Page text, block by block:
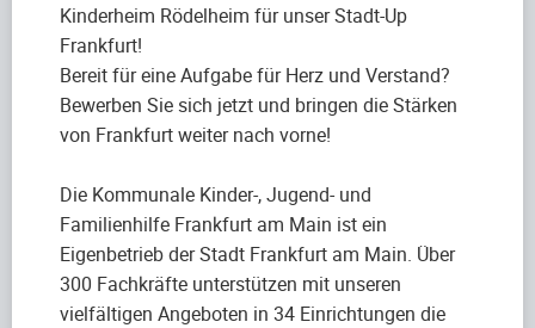
Kinderheim Rödelheim für unser Stadt-Up
Frankfurt!
Bereit für eine Aufgabe für Herz und Verstand?
Bewerben Sie sich jetzt und bringen die Stärken
von Frankfurt weiter nach vorne!
Die Kommunale Kinder-, Jugend- und
Familienhilfe Frankfurt am Main ist ein
Eigenbetrieb der Stadt Frankfurt am Main. Über
300 Fachkräfte unterstützen mit unseren
vielfältigen Angeboten in 34 Einrichtungen die